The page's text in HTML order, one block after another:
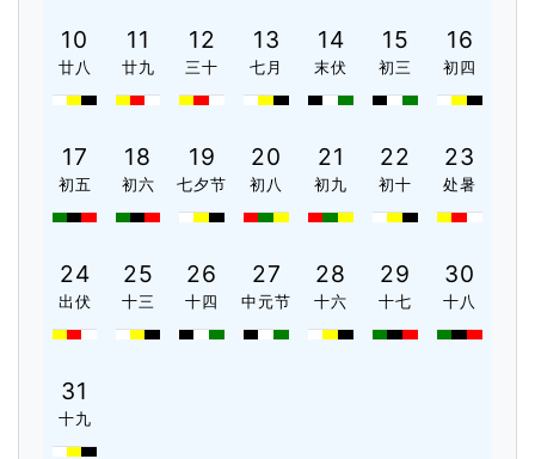
10
廿八
11
廿九
12
三十
13
七月
14
末伏
15
初三
16
初四
17
初五
18
初六
19
七夕节
20
初八
21
初九
22
初十
23
处暑
24
出伏
25
十三
26
十四
27
中元节
28
十六
29
十七
30
十八
31
十九